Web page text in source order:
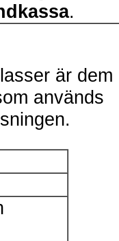
.
är dem
används